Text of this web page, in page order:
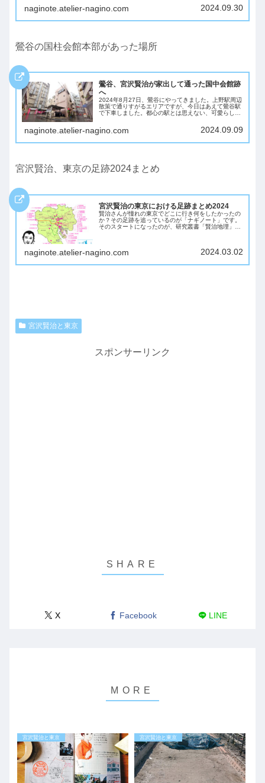
時も倒れて命が危うかった時もお世話になっ...
naginote.atelier-nagino.com 2024.09.30
鶯谷の国柱会館本部があった場所
鶯谷、宮沢賢治が家出して通った国中会館跡
へ
2024年8月27日、鶯谷にやってきました。上野駅周辺
散策で通りすがるエリアですが、今日はあえて鶯谷駅
で下車しました。都心の駅とは思えない、可愛らしい
柱会館」がありました。宮沢賢治さんが家出し...
naginote.atelier-nagino.com 2024.09.09
宮沢賢治、東京の足跡2024まとめ
宮沢賢治の東京における足跡まとめ2024
賢治さんが憧れの東京でどこに行き何をしたかったの
か？その足跡を追っているのが「ナギノート」です。
そのスタートになったのが、研究叢書「賢治地理」に
naginote.atelier-nagino.com 2024.03.02
宮沢賢治と東京
スポンサーリンク
X Facebook LINE
宮沢賢治と東京 宮沢賢治と東京